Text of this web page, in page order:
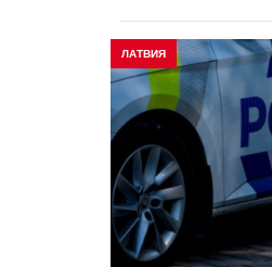
ЛАТВИЯ